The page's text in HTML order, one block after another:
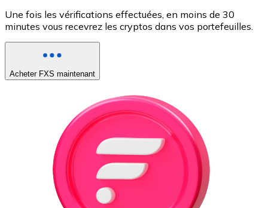
Une fois les vérifications effectuées, en moins de 30
minutes vous recevrez les cryptos dans vos portefeuilles.
Acheter FXS maintenant